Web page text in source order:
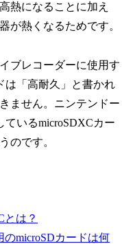
熱になることに加え
が熱くなるためです。
ブレコーダーに使用す
は「高耐久」と書かれ
ません。ニンテンドー
ているmicroSDXCカー
のです。
とは？
のmicroSDカードは何